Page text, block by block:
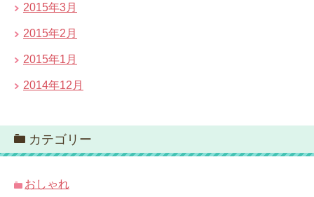
2015年3月
2015年2月
2015年1月
2014年12月
カテゴリー
おしゃれ